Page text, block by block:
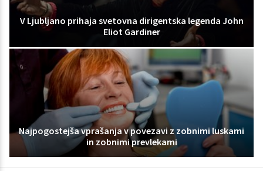
V Ljubljano prihaja svetovna dirigentska legenda John
Eliot Gardiner
Najpogostejša vprašanja v povezavi z zobnimi luskami
in zobnimi prevlekami